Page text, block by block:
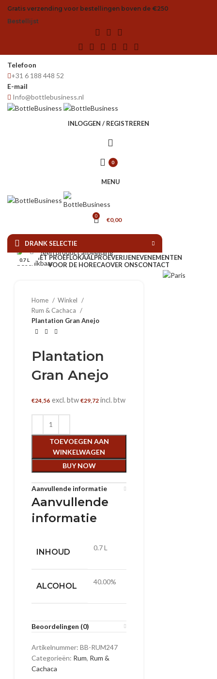
Gratis verzending voor bestellingen boven de €250
Bestellijst
Telefoon
+31 6 188 448 52
E-mail
Info@bottlebusiness.nl
INLOGGEN / REGISTREREN
0
MENU
0 €0,00
DRANK SELECTIE
HET PROEFLOKAALPROEVERIJENEVENEMENTEN
VOOR DE HORECAOVER ONSCONTACT
0.7 L
Klik om te vergroten
Home
Winkel
Rum & Cachaca
Plantation Gran Anejo
Plantation
Gran Anejo
€24,56 excl. btw €29,72 incl. btw
TOEVOEGEN AAN
WINKELWAGEN
BUY NOW
Aanvullende informatie
Aanvullende
informatie
INHOUD 0.7 L
ALCOHOL 40.00%
Beoordelingen (0)
Artikelnummer: BB-RUM247
Categorieën: Rum, Rum &
Cachaca